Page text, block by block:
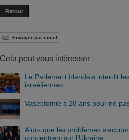
Retour
Envoyer par email
Cela peut vous intéresser
Le Parlement irlandais interdit
israéliennes
Vasectomie à 28 ans pour ne
Alors que les problèmes
concentrent sur l’Ukraine